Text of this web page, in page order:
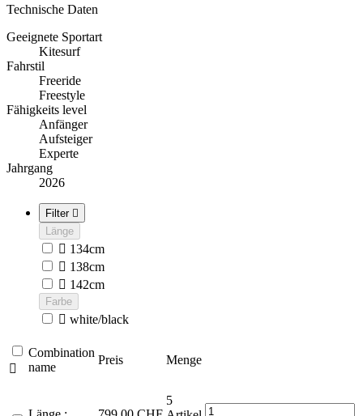
Technische Daten
Geeignete Sportart
Kitesurf
Fahrstil
Freeride
Freestyle
Fähigkeits level
Anfänger
Aufsteiger
Experte
Jahrgang
2026
Filter 
Länge
 134cm
 138cm
 142cm
Farbe
 white/black

Combination
name
Preis Menge
5